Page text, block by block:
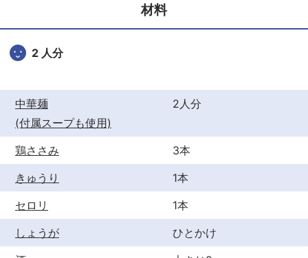
o
o
材料
2 人分
中華麺
(付属スープも使用)
2人分
鶏ささみ
3本
きゅうり
1本
セロリ
1本
しょうが
ひとかけ